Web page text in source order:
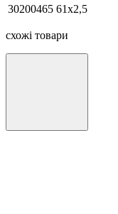
30200465 61х2,5
схожі товари